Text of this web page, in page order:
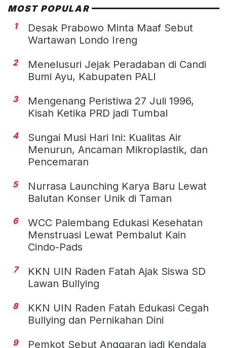
MOST POPULAR
1
Desak Prabowo Minta Maaf Sebut
Wartawan Londo Ireng
2
Menelusuri Jejak Peradaban di Candi
Bumi Ayu, Kabupaten PALI
3
Mengenang Peristiwa 27 Juli 1996,
Kisah Ketika PRD jadi Tumbal
4
Sungai Musi Hari Ini: Kualitas Air
Menurun, Ancaman Mikroplastik, dan
Pencemaran
5
Nurrasa Launching Karya Baru Lewat
Balutan Konser Unik di Taman
6
WCC Palembang Edukasi Kesehatan
Menstruasi Lewat Pembalut Kain
Cindo-Pads
7
KKN UIN Raden Fatah Ajak Siswa SD
Lawan Bullying
8
KKN UIN Raden Fatah Edukasi Cegah
Bullying dan Pernikahan Dini
9
Pemkot Sebut Anggaran jadi Kendala